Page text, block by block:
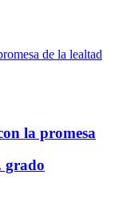
la promesa
grado